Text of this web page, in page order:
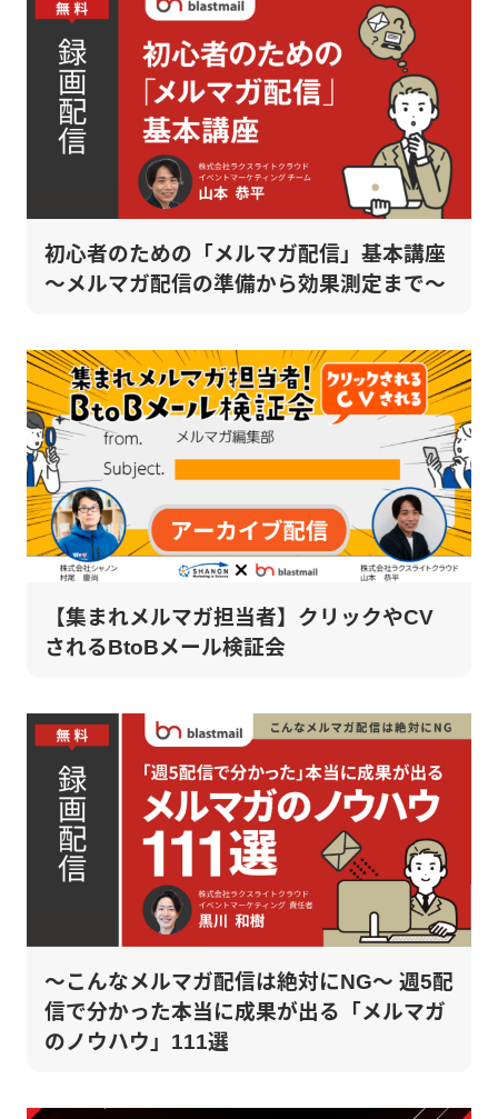
初心者のための「メルマガ配信」基本講座
～メルマガ配信の準備から効果測定まで～
【集まれメルマガ担当者】クリックやCV
されるBtoBメール検証会
～こんなメルマガ配信は絶対にNG～ 週5配
信で分かった本当に成果が出る「メルマガ
のノウハウ」111選